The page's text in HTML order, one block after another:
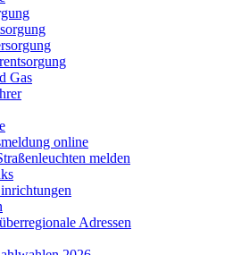
Gas
online
melden
Adressen